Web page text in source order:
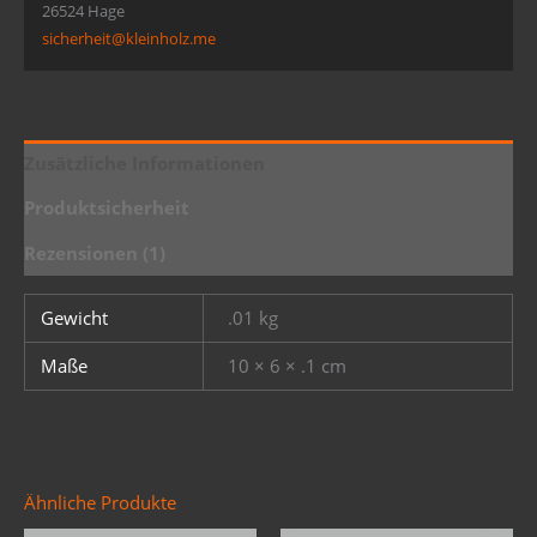
26524 Hage
sicherheit@kleinholz.me
Gewicht
.01 kg
Maße
10 × 6 × .1 cm
Ähnliche Produkte